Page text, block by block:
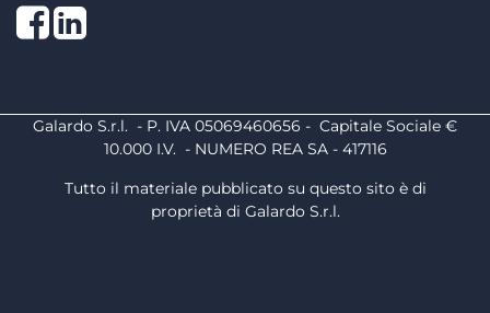
Facebook
LinkedIn
Galardo S.r.l. - P. IVA 05069460656 - Capitale Sociale €
10.000 I.V. - NUMERO REA SA - 417116
Tutto il materiale pubblicato su questo sito è di
proprietà di Galardo S.r.l.